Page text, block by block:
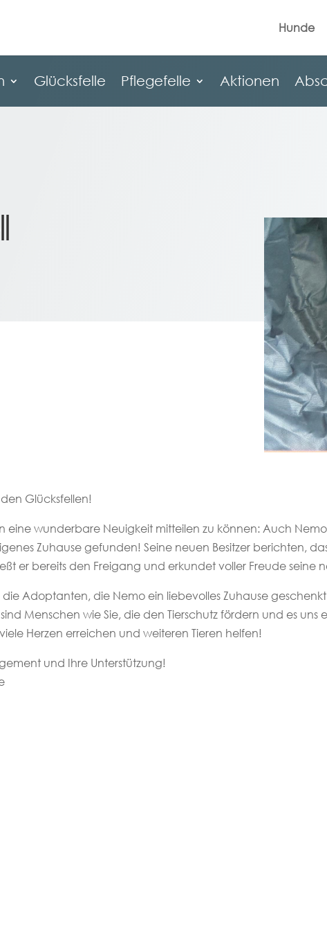
Hunde
Glücksfelle Pflegefelle Aktionen
Glücksfelle Pflegefelle Aktionen
Glücksfellen!
eine wunderbare Neuigkeit mitteilen zu können: Auch
Zuhause gefunden! Seine neuen Besitzer berichten,
er bereits den Freigang und erkundet voller Freude seine
Adoptanten, die Nemo ein liebevolles Zuhause
Menschen wie Sie, die den Tierschutz fördern und es
Herzen erreichen und weiteren Tieren helfen!
und Ihre Unterstützung!